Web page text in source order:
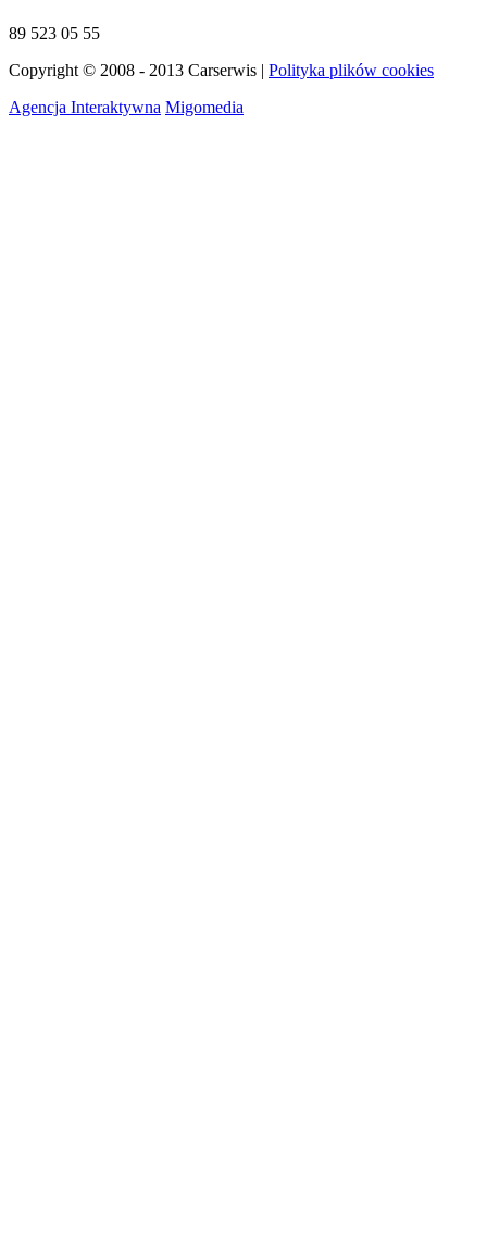
89 523 05 55
Copyright © 2008 - 2013 Carserwis | Polityka plików cookies
Agencja Interaktywna Migomedia